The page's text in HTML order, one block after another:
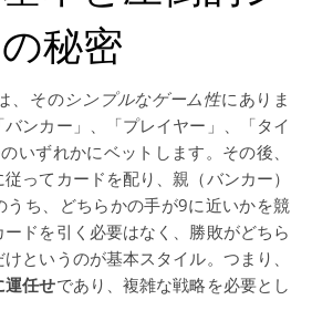
秘密
、そのシンプルなゲーム性にありま
ンカー」、「プレイヤー」、「タイ
いずれかにベットします。その後、
ってカードを配り、親（バンカー）
うち、どちらかの手が9に近いかを競
ドを引く必要はなく、勝敗がどちら
というのが基本スタイル。つまり、
運任せであり、複雑な戦略を必要とし